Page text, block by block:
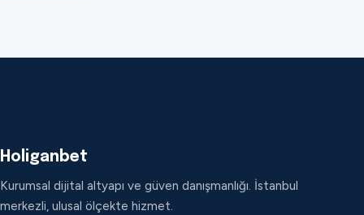
Holiganbet
Kurumsal dijital altyapı ve güven danışmanlığı. İstanbul
merkezli, ulusal ölçekte hizmet.